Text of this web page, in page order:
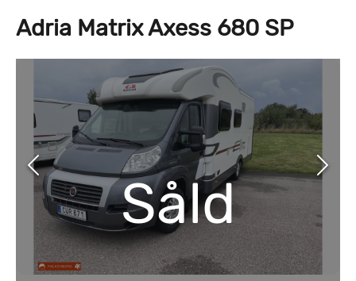
Adria Matrix Axess 680 SP
Såld